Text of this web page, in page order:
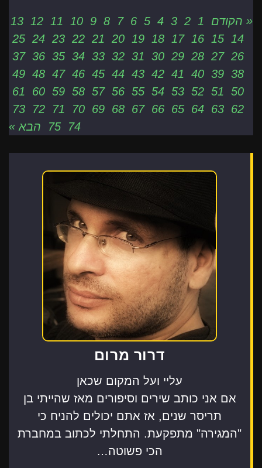
דרור מרום
עליי ועל המקום שכאן
אם אני כותב שירים וסיפורים מאז שהייתי בן
תריסר שנים, אז אתם יכולים להניח כי
"המגירה" מתפקעת. התחלתי לכתוב במחברת
הכי פשוטה…
« הקודם 1
2
3
4
5
6
7
8
9
10
11
12
13
14
15
16
17
18
19
20
21
22
23
24
25
26
27
28
29
30
31
32
33
34
35
36
37
38
39
40
41
42
43
44
45
46
47
48
49
50
51
52
53
54
55
56
57
58
59
60
61
62
63
64
65
66
67
68
69
70
71
72
73
74
75 הבא »